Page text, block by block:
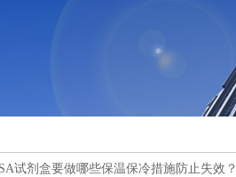
试剂盒要做哪些保温保冷措施防止失效？